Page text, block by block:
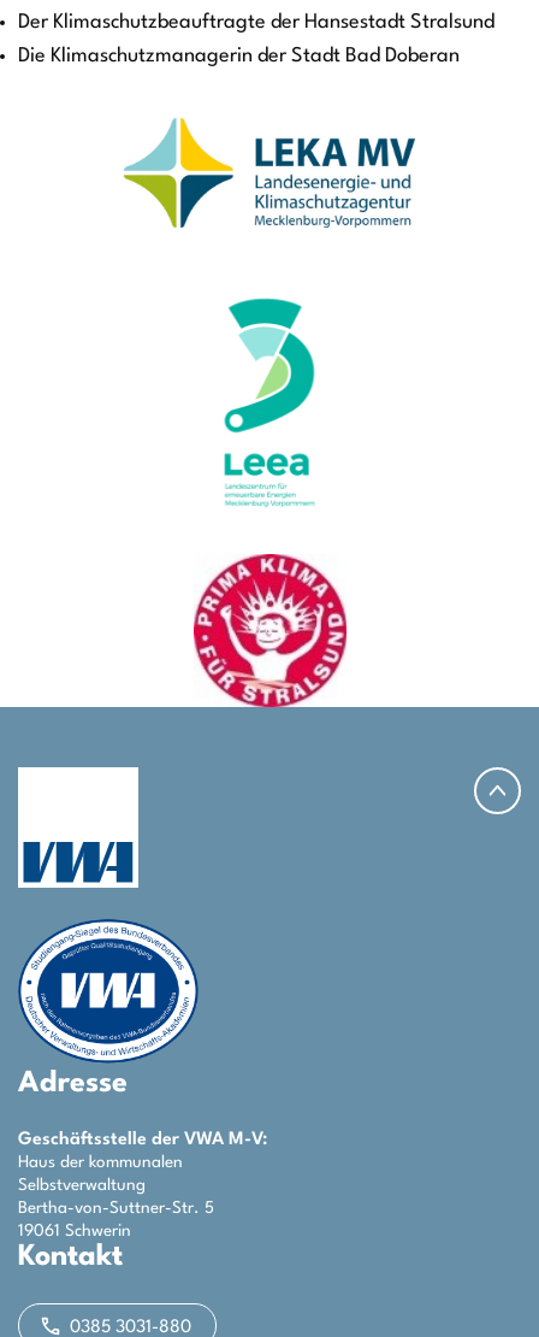
Der Klimaschutzbeauftragte der Hansestadt Stralsund
Die Klimaschutzmanagerin der Stadt Bad Doberan
Adresse
Geschäftsstelle der VWA M-V:
Haus der kommunalen
Selbstverwaltung
Bertha-von-Suttner-Str. 5
19061 Schwerin
Kontakt
0385 3031-880